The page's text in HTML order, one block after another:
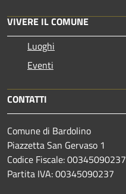
VIVERE IL COMUNE
Luoghi
Eventi
CONTATTI
Comune di Bardolino
Piazzetta San Gervaso 1
Codice Fiscale: 00345090237
Partita IVA: 00345090237